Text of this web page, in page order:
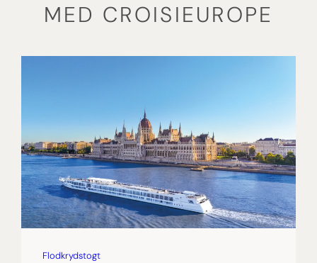
MED CROISIEUROPE
Flodkrydstogt